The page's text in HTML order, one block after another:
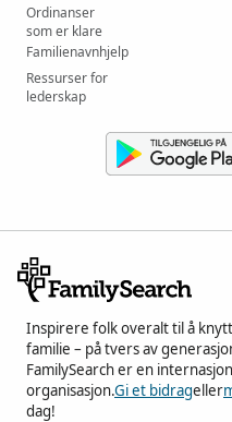
Ordinanser
som er klare
Familienavnhjelp
Ressurser for
lederskap
Inspirere folk overalt til å
familie – på tvers av
FamilySearch er en
organisasjon.Gi et bidrageller
dag!